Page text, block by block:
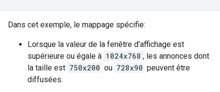
Dans cet exemple, le mappage spécifie:
Lorsque la valeur de la fenêtre d'affichage est
supérieure ou égale à 1024x768 , les annonces dont
la taille est 750x200 ou 728x90 peuvent être
diffusées.